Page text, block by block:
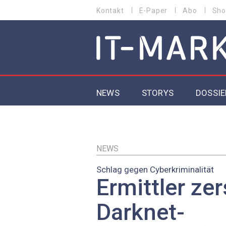
zum
MENU
Kontakt E-Paper Abo
MAIN NAVIGATION
NEWS STORYS
EU-
NEWS
Schlag gegen Cyberkriminalität
Ermittler
Darknet-